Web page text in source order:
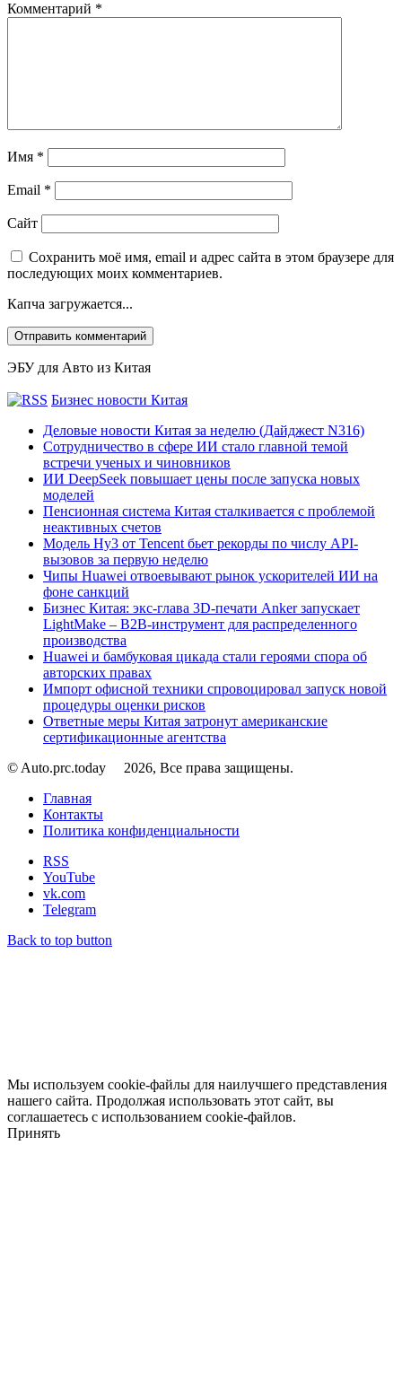
Комментарий *
Имя *
Email *
Сайт
Сохранить моё имя, email и адрес сайта в этом браузере для
последующих моих комментариев.
Капча загружается...
ЭБУ для Авто из Китая
Бизнес новости Китая
Деловые новости Китая за неделю (Дайджест N316)
Сотрудничество в сфере ИИ стало главной темой
встречи ученых и чиновников
ИИ DeepSeek повышает цены после запуска новых
моделей
Пенсионная система Китая сталкивается с проблемой
неактивных счетов
Модель Hy3 от Tencent бьет рекорды по числу API-
вызовов за первую неделю
Чипы Huawei отвоевывают рынок ускорителей ИИ на
фоне санкций
Бизнес Китая: экс-глава 3D-печати Anker запускает
LightMake – B2B-инструмент для распределенного
производства
Huawei и бамбуковая цикада стали героями спора об
авторских правах
Импорт офисной техники спровоцировал запуск новой
процедуры оценки рисков
Ответные меры Китая затронут американские
сертификационные агентства
© Auto.prc.today
2026, Все права защищены.
Главная
Контакты
Политика конфиденциальности
RSS
YouTube
vk.com
Telegram
Back to top button
Мы используем cookie-файлы для наилучшего представления
нашего сайта. Продолжая использовать этот сайт, вы
соглашаетесь с использованием cookie-файлов.
Принять